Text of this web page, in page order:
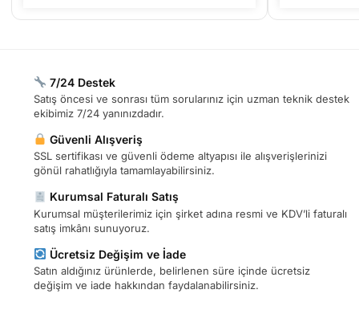
7/24 Destek
Satış öncesi ve sonrası tüm sorularınız için uzman teknik destek
ekibimiz 7/24 yanınızdadır.
Güvenli Alışveriş
SSL sertifikası ve güvenli ödeme altyapısı ile alışverişlerinizi
gönül rahatlığıyla tamamlayabilirsiniz.
Kurumsal Faturalı Satış
Kurumsal müşterilerimiz için şirket adına resmi ve KDV’li faturalı
satış imkânı sunuyoruz.
Ücretsiz Değişim ve İade
Satın aldığınız ürünlerde, belirlenen süre içinde ücretsiz
değişim ve iade hakkından faydalanabilirsiniz.